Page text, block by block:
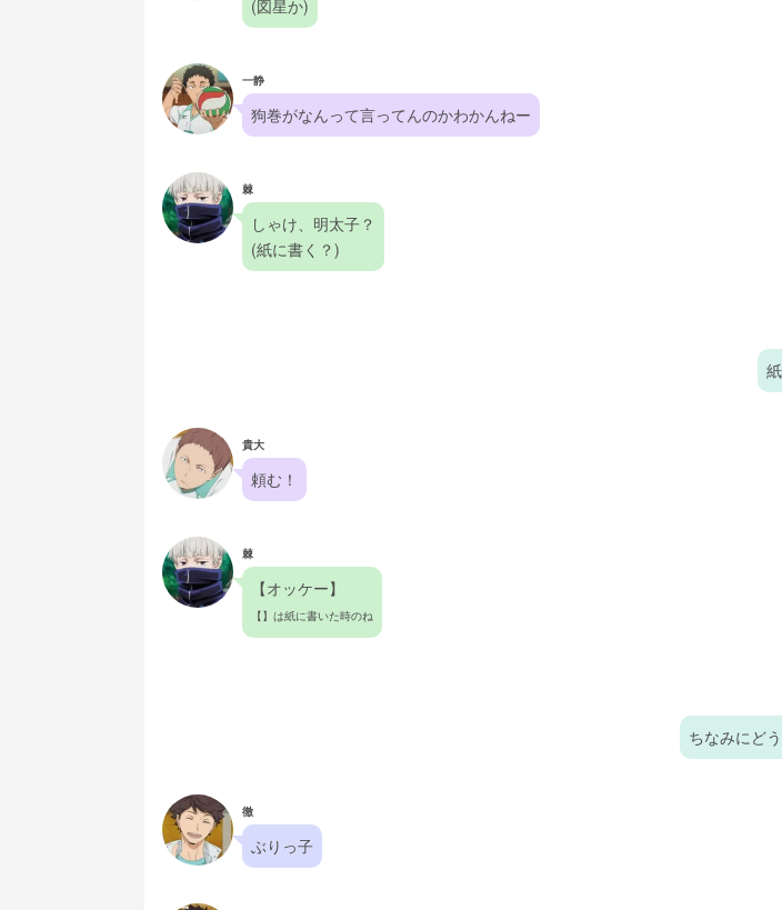
(図星か)
一静
狗巻がなんって言ってんのかわかんねー
棘
しゃけ、明太子？
(紙に書く？)
貴大
頼む！
棘
【オッケー】
【】は紙に書いた時のね
ちなみにど
徹
ぶりっ子